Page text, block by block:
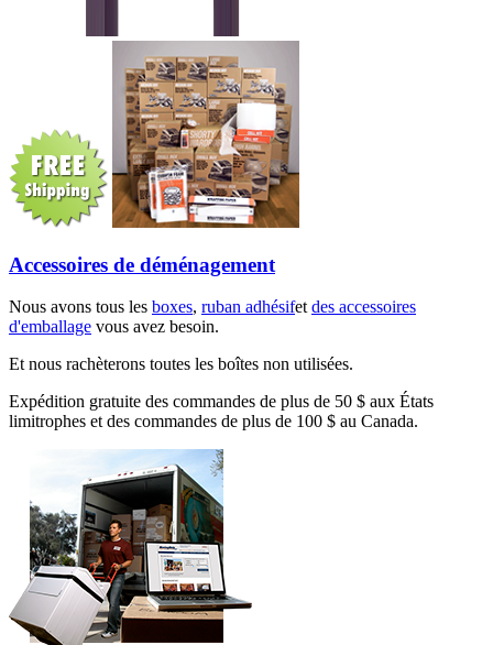
Accessoires de déménagement
Nous avons tous les boxes, ruban adhésifetdes accessoires
d'emballage vous avez besoin.
Et nous rachèterons toutes les boîtes non utilisées.
Expédition gratuite des commandes de plus de 50 $ aux États
limitrophes et des commandes de plus de 100 $ au Canada.